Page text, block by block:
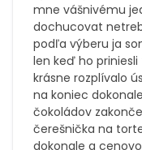
mne vášnivému
dochucovat
podľa výberu ja
len keď ho
krásne rozplívalo
na koniec
čokoládov
čerešnička na
dokonale a